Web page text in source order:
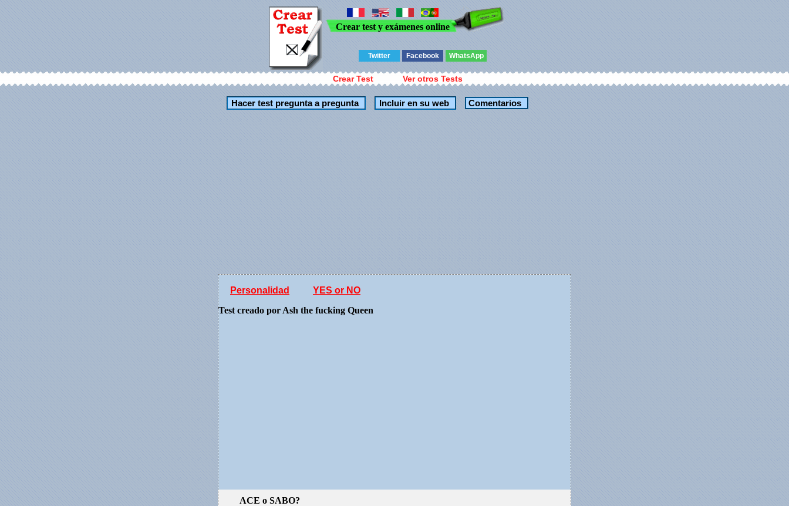
Crear test y exámenes online
Twitter Facebook WhatsApp
Crear Test Ver otros Tests
Comentarios
Personalidad
YES or NO
Test creado por Ash the fucking Queen
ACE o SABO?